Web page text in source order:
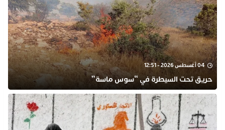
04 أغسطس 2026 - 12:51
حريق تحت السيطرة في “سوس ماسة”